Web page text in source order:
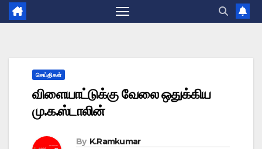
செய்திகள்
விளையாட்டுக்கு வேலை ஒதுக்கிய
மு.க.ஸ்டாலின்
By K.Ramkumar